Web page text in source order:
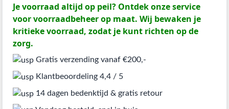
Je voorraad altijd op peil? Ontdek onze service
voor voorraadbeheer op maat. Wij bewaken je
kritieke voorraad, zodat je kunt richten op de
zorg.
Gratis verzending vanaf €200,-
Klantbeoordeling 4,4 / 5
14 dagen bedenktijd & gratis retour